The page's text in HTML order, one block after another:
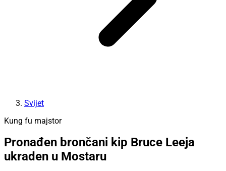
Svijet
Kung fu majstor
Pronađen brončani kip Bruce Leeja
ukraden u Mostaru